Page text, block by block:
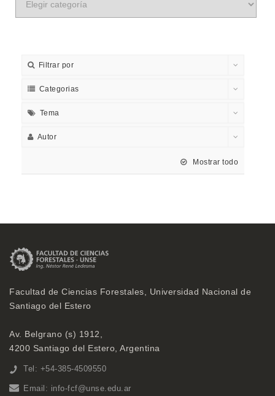
Filtrar por
Categorias
Tema
Autor
Mostrar todo
Facultad de Ciencias Forestales, Universidad Nacional de
Santiago del Estero
Av. Belgrano (s) 1912,
4200 Santiago del Estero, Argentina
Tel: +54-385-4509550
Email: info-fcf@unse.edu.ar